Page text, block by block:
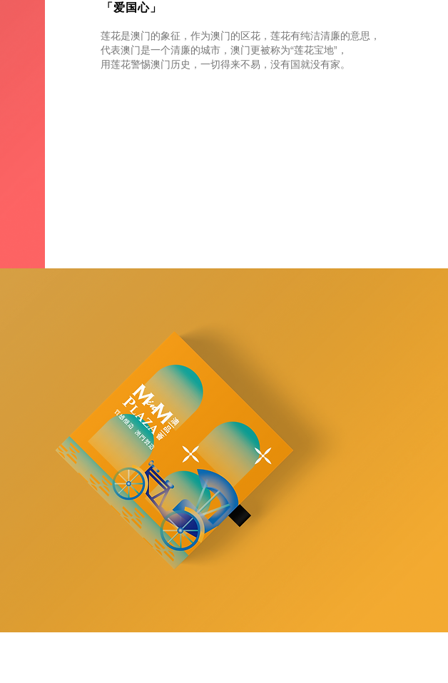
「爱国心」
莲花是澳门的象征，作为澳门的区花，莲花有纯洁清廉的意思，
代表澳门是一个清廉的城市，澳门更被称为“莲花宝地”，
用莲花警惕澳门历史，一切得来不易，没有国就没有家。